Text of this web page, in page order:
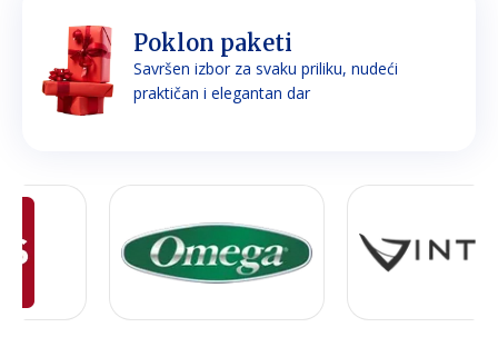
Poklon paketi
Savršen izbor za svaku priliku, nudeći
praktičan i elegantan dar